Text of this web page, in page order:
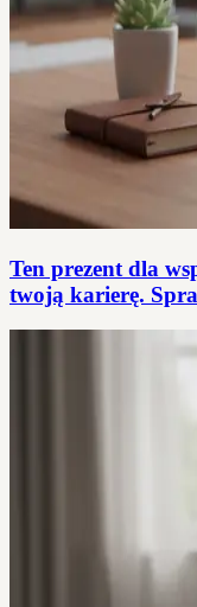
Ten prezent dla
twoją karierę.